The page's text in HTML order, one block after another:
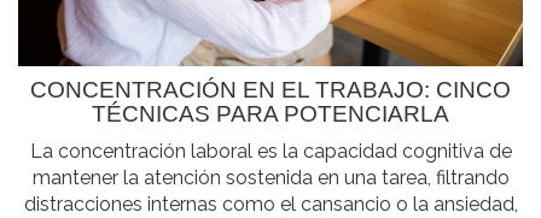
CONCENTRACIÓN EN EL TRABAJO: CINCO
TÉCNICAS PARA POTENCIARLA
La concentración laboral es la capacidad cognitiva de
mantener la atención sostenida en una tarea, filtrando
distracciones internas como el cansancio o la ansiedad,